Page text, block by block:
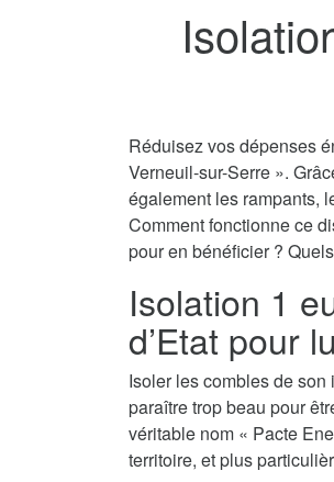
Réduisez vos dépenses
Verneuil-sur-Serre ».
également les rampants,
Comment fonctionne ce
pour en bénéficier ?
Isolation 1
d’Etat pour
Isoler les combles de
paraître trop beau pour
véritable nom « Pacte
territoire, et plus